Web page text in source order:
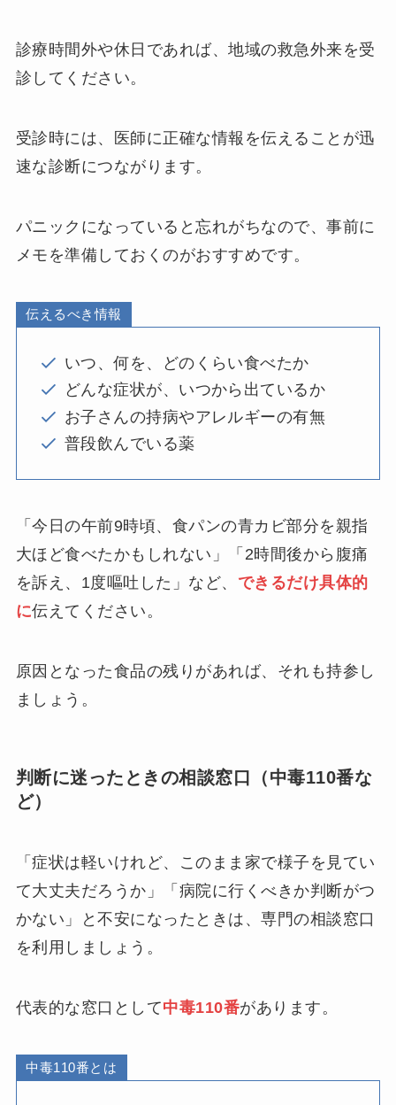
診療時間外や休日であれば、地域の救急外来を受
診してください。
受診時には、医師に正確な情報を伝えることが迅
速な診断につながります。
パニックになっていると忘れがちなので、事前に
メモを準備しておくのがおすすめです。
伝えるべき情報
いつ、何を、どのくらい食べたか
どんな症状が、いつから出ているか
お子さんの持病やアレルギーの有無
普段飲んでいる薬
「今日の午前9時頃、食パンの青カビ部分を親指
大ほど食べたかもしれない」「2時間後から腹痛
を訴え、1度嘔吐した」など、 できるだけ具体的
に伝えてください。
原因となった食品の残りがあれば、それも持参し
ましょう。
判断に迷ったときの相談窓口（中毒110番な
ど）
「症状は軽いけれど、このまま家で様子を見てい
て大丈夫だろうか」「病院に行くべきか判断がつ
かない」と不安になったときは、専門の相談窓口
を利用しましょう。
代表的な窓口として中毒110番があります。
中毒110番とは